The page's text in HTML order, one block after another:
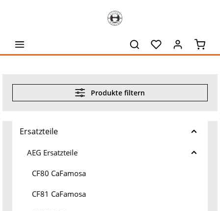
Produkte filtern
Ersatzteile
AEG Ersatzteile
CF80 CaFamosa
CF81 CaFamosa